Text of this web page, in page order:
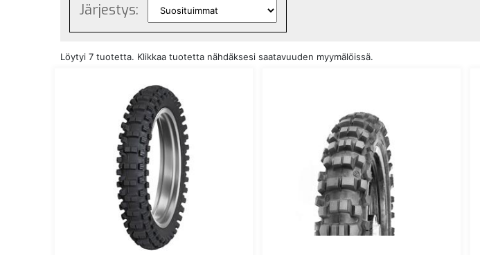
Järjestys:
Löytyi 7 tuotetta. Klikkaa tuotetta nähdäksesi saatavuuden myymälöissä.